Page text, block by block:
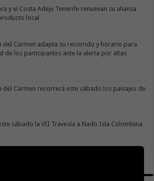
y el Costa Adeje Tenerife renuevan su alianza
local
del Carmen adapta su recorrido y horario para
de los participantes ante la alerta por altas
del Carmen recorrerá este sábado los paisajes de
sábado la VII Travesía a Nado Isla Colombina
Gomahara Beach Vóley ya tiene fecha